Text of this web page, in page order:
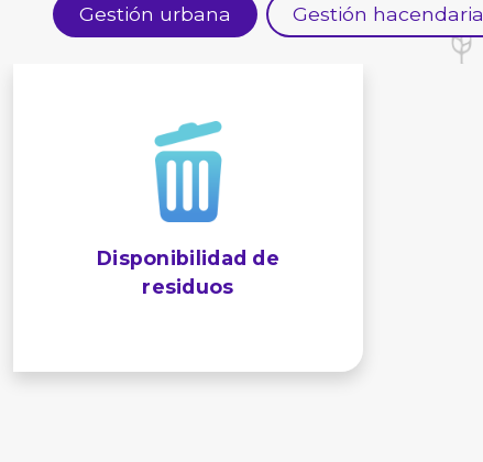
Gestión urbana Gestión hacendaria
Disponibilidad de
residuos